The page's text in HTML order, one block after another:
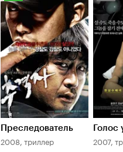
Кинопоиска
7.6
Преследователь
2008, триллер
7.0
Голос
2007,